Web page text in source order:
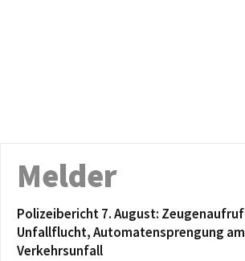
Melder
Polizeibericht 7. August:
Unfallflucht, Automatensprengung am
Verkehrsunfall